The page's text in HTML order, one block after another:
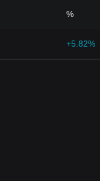
%
+5.82%